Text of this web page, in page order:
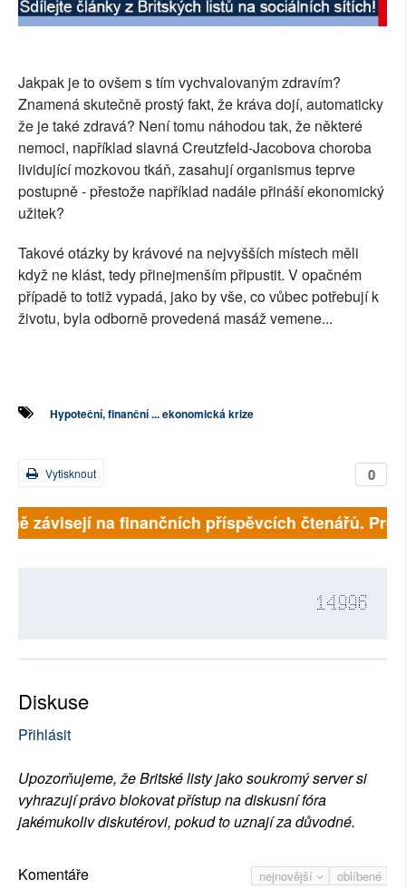
Jakpak je to ovšem s tím vychvalovaným zdravím?
Znamená skutečně prostý fakt, že kráva dojí, automaticky
že je také zdravá? Není tomu náhodou tak, že některé
nemoci, například slavná Creutzfeld-Jacobova choroba
lividující mozkovou tkáň, zasahují organismus teprve
postupně - přestože například nadále přináší ekonomický
užitek?
Takové otázky by krávové na nejvyšších místech měli
když ne klást, tedy přinejmenším připustit. V opačném
případě to totiž vypadá, jako by vše, co vůbec potřebují k
životu, byla odborně provedená masáž vemene...
Hypoteční, finanční ... ekonomická krize
0
Vytisknout
závisejí na finančních příspěvcích čtenářů.
14996
Diskuse
Přihlásit
Upozorňujeme, že Britské listy jako soukromý server si
vyhrazují právo blokovat přístup na diskusní fóra
jakémukoliv diskutérovi, pokud to uznají za důvodné.
nejnovější oblíbené
Komentáře